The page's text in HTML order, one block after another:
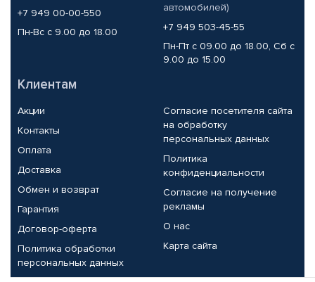
+7 949 00-00-550
Пн-Вс с 9.00 до 18.00
автомобилей)
+7 949 503-45-55
Пн-Пт с 09.00 до 18.00, Сб с
9.00 до 15.00
Клиентам
Акции
Контакты
Оплата
Доставка
Обмен и возврат
Гарантия
Договор-оферта
Политика обработки
персональных данных
Согласие посетителя сайта
на обработку
персональных данных
Политика
конфиденциальности
Согласие на получение
рекламы
О нас
Карта сайта